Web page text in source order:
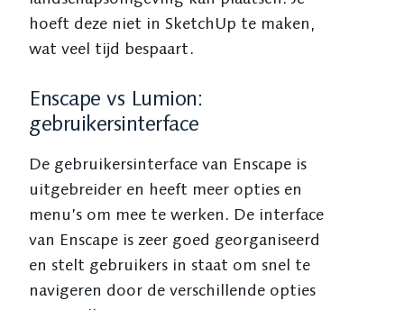
hoeft deze niet in SketchUp te maken,
wat veel tijd bespaart.
Enscape vs Lumion:
gebruikersinterface
De gebruikersinterface van Enscape is
uitgebreider en heeft meer opties en
menu’s om mee te werken. De interface
van Enscape is zeer goed georganiseerd
en stelt gebruikers in staat om snel te
navigeren door de verschillende opties